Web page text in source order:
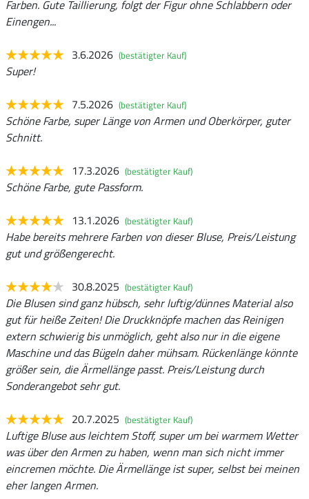
Farben. Gute Taillierung, folgt der Figur ohne Schlabbern oder
Einengen...
3.6.2026 (bestätigter Kauf)
Super!
7.5.2026 (bestätigter Kauf)
Schöne Farbe, super Länge von Armen und Oberkörper, guter
Schnitt.
17.3.2026 (bestätigter Kauf)
Schöne Farbe, gute Passform.
13.1.2026 (bestätigter Kauf)
Habe bereits mehrere Farben von dieser Bluse, Preis/Leistung
gut und größengerecht.
30.8.2025 (bestätigter Kauf)
Die Blusen sind ganz hübsch, sehr luftig/dünnes Material also
gut für heiße Zeiten! Die Druckknöpfe machen das Reinigen
extern schwierig bis unmöglich, geht also nur in die eigene
Maschine und das Bügeln daher mühsam. Rückenlänge könnte
größer sein, die Ärmellänge passt. Preis/Leistung durch
Sonderangebot sehr gut.
20.7.2025 (bestätigter Kauf)
Luftige Bluse aus leichtem Stoff, super um bei warmem Wetter
was über den Armen zu haben, wenn man sich nicht immer
eincremen möchte. Die Ärmellänge ist super, selbst bei meinen
eher langen Armen.